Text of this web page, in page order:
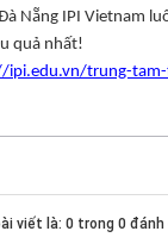
Nẵng IPI Vietnam
quả nhất!
ipi.edu.vn/trung-
viết là: 0 trong 0 đánh